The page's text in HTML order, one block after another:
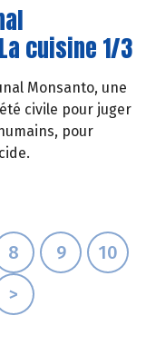
cuisine 1/3
Monsanto, une
civile pour juger
pour
8 9
10
>